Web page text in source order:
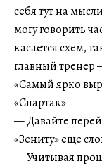
себя тут на
могу говорить
касается схем,
главный тренер
«Самый ярко
«Спартак»
— Давайте
«Зениту» еще
— Учитывая